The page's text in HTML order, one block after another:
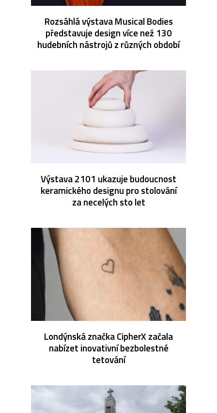
Rozsáhlá výstava Musical Bodies
představuje design více než 130
hudebních nástrojů z různých období
Výstava 2101 ukazuje budoucnost
keramického designu pro stolování
za necelých sto let
Londýnská značka CipherX začala
nabízet inovativní bezbolestné
tetování